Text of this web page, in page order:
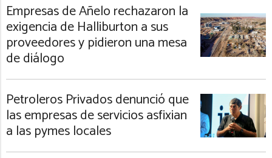
Empresas de Añelo rechazaron la
exigencia de Halliburton a sus
proveedores y pidieron una mesa
de diálogo
Petroleros Privados denunció que
las empresas de servicios asfixian
a las pymes locales